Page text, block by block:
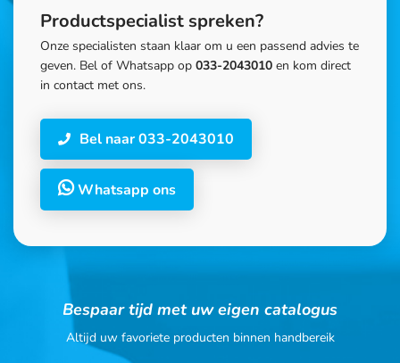
Productspecialist spreken?
Onze specialisten staan klaar om u een passend advies te
geven. Bel of Whatsapp op 033-2043010 en kom direct
in contact met ons.
Bel naar 033-2043010
Whatsapp ons
Bespaar tijd met uw eigen catalogus
Altijd uw favoriete producten binnen handbereik